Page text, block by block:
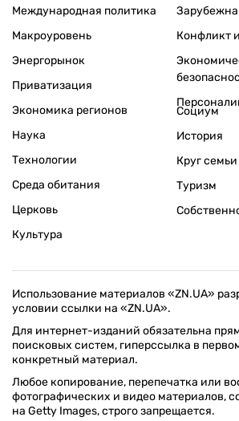
Международная политика
Макроуровень
Энергорынок
Приватизация
Экономика регионов
Конфликт
Наука
Технологии
Среда обитания
Церковь
Культура
Социум
История
Круг семьи
Туризм
Использование материалов «ZN.UA»
условии ссылки на «ZN.UA».
Для интернет-изданий обязательна
поисковых систем, гиперссылка в
конкретный материал.
Любое копирование, перепечатка или
фотографических и видео материалов,
на Getty Images, строго запрещается.